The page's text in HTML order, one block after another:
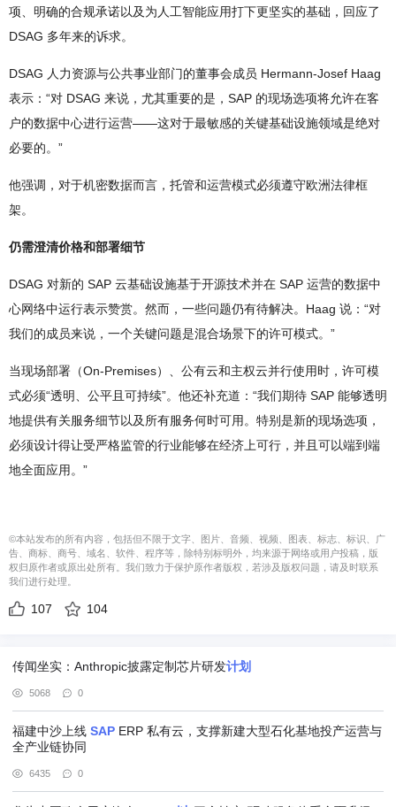
项、明确的合规承诺以及为人工智能应用打下更坚实的基础，回应了
DSAG 多年来的诉求。
DSAG 人力资源与公共事业部门的董事会成员 Hermann-Josef Haag
表示：“对 DSAG 来说，尤其重要的是，SAP 的现场选项将允许在客
户的数据中心进行运营——这对于最敏感的关键基础设施领域是绝对
必要的。”
他强调，对于机密数据而言，托管和运营模式必须遵守欧洲法律框
架。
仍需澄清价格和部署细节
DSAG 对新的 SAP 云基础设施基于开源技术并在 SAP 运营的数据中
心网络中运行表示赞赏。然而，一些问题仍有待解决。Haag 说：“对
我们的成员来说，一个关键问题是混合场景下的许可模式。”
当现场部署（On-Premises）、公有云和主权云并行使用时，许可模
式必须“透明、公平且可持续”。他还补充道：“我们期待 SAP 能够透明
地提供有关服务细节以及所有服务何时可用。特别是新的现场选项，
必须设计得让受严格监管的行业能够在经济上可行，并且可以端到端
地全面应用。”
©本站发布的所有内容，包括但不限于文字、图片、音频、视频、图表、标志、标识、广
告、商标、商号、域名、软件、程序等，除特别标明外，均来源于网络或用户投稿，版
权归原作者或原出处所有。我们致力于保护原作者版权，若涉及版权问题，请及时联系
我们进行处理。
107 104
传闻坐实：Anthropic披露定制芯片研发计划
5068 0
福建中沙上线 SAP ERP 私有云，支撑新建大型石化基地投产运营与
全产业链协同
6435 0